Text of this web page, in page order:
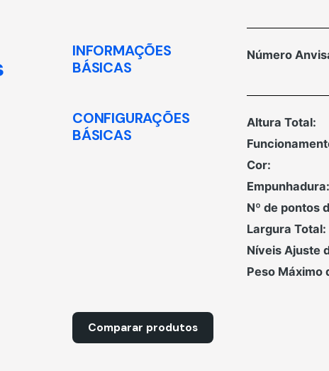
INFORMAÇÕES
BÁSICAS
Número
CONFIGURAÇÕES
BÁSICAS
Altura Total:
Cor:
Empunhadura:
Nº de pontos
Largura Total:
Níveis Ajuste
Peso Máximo
Comparar produtos